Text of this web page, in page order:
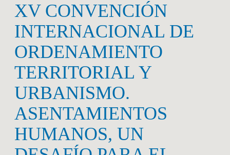
XV CONVENCIÓN
INTERNACIONAL DE
ORDENAMIENTO
TERRITORIAL Y
URBANISMO.
ASENTAMIENTOS
HUMANOS, UN